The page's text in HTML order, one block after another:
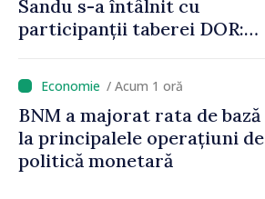
Sandu s-a întâlnit cu
participanții taberei DOR:
noastră rămâne puternică”
/ Acum 1 oră
BNM a majorat rata de bază
la principalele operațiuni de
politică monetară